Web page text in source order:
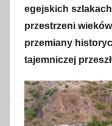
i
e
r
p
n
i
a
egejskich
przestrzeni
przemiany
tajemniczej